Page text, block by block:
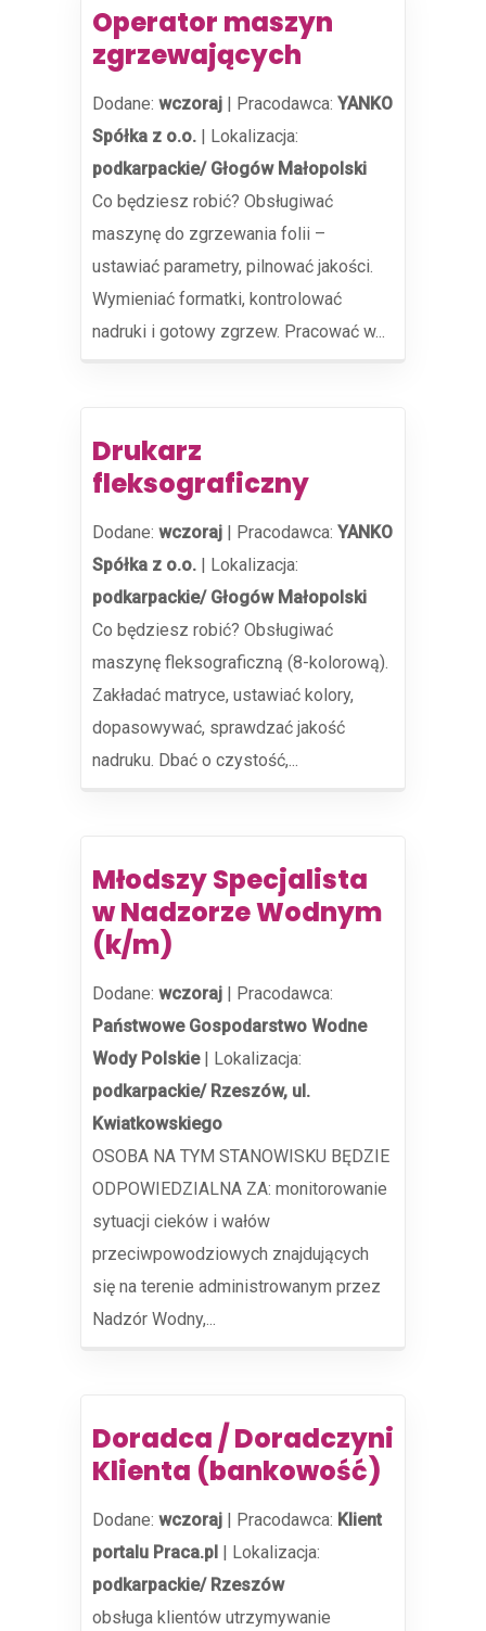
Operator maszyn
zgrzewających
Dodane: wczoraj | Pracodawca: YANKO
Spółka z o.o. | Lokalizacja:
podkarpackie/ Głogów Małopolski
Co będziesz robić? Obsługiwać
maszynę do zgrzewania folii –
ustawiać parametry, pilnować jakości.
Wymieniać formatki, kontrolować
nadruki i gotowy zgrzew. Pracować w...
Drukarz
fleksograficzny
Dodane: wczoraj | Pracodawca: YANKO
Spółka z o.o. | Lokalizacja:
podkarpackie/ Głogów Małopolski
Co będziesz robić? Obsługiwać
maszynę fleksograficzną (8-kolorową).
Zakładać matryce, ustawiać kolory,
dopasowywać, sprawdzać jakość
nadruku. Dbać o czystość,...
Młodszy Specjalista
w Nadzorze Wodnym
(k/m)
Dodane: wczoraj | Pracodawca:
Państwowe Gospodarstwo Wodne
Wody Polskie| Lokalizacja:
podkarpackie/ Rzeszów, ul.
Kwiatkowskiego
OSOBA NA TYM STANOWISKU BĘDZIE
ODPOWIEDZIALNA ZA: monitorowanie
sytuacji cieków i wałów
przeciwpowodziowych znajdujących
się na terenie administrowanym przez
Nadzór Wodny,...
Doradca / Doradczyni
Klienta (bankowość)
Dodane: wczoraj | Pracodawca: Klient
portalu Praca.pl | Lokalizacja:
podkarpackie/ Rzeszów
obsługa klientów utrzymywanie